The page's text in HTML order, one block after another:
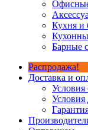
Кухня и
Барные
Распродажа!
Доставка и
Условия
Условия